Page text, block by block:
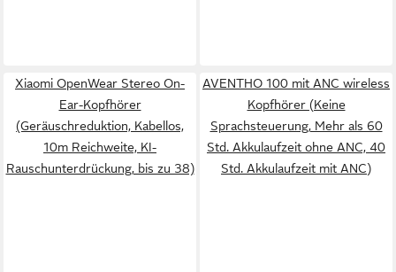
Xiaomi OpenWear Stereo On-
Ear-Kopfhörer
(Geräuschreduktion, Kabellos,
10m Reichweite, KI-
Rauschunterdrückung, bis zu 38)
AVENTHO 100 mit ANC wireless
Kopfhörer (Keine
Sprachsteuerung, Mehr als 60
Std. Akkulaufzeit ohne ANC, 40
Std. Akkulaufzeit mit ANC)